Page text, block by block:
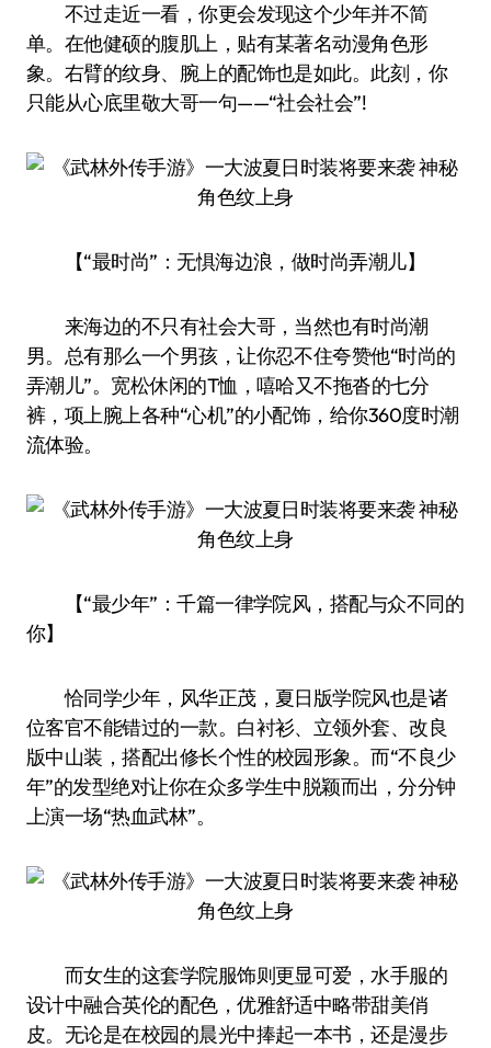
不过走近一看，你更会发现这个少年并不简
单。在他健硕的腹肌上，贴有某著名动漫角色形
象。右臂的纹身、腕上的配饰也是如此。此刻，你
只能从心底里敬大哥一句——“社会社会”!
【“最时尚”：无惧海边浪，做时尚弄潮儿】
来海边的不只有社会大哥，当然也有时尚潮
男。总有那么一个男孩，让你忍不住夸赞他“时尚的
弄潮儿”。宽松休闲的T恤，嘻哈又不拖沓的七分
裤，项上腕上各种“心机”的小配饰，给你360度时潮
流体验。
【“最少年”：千篇一律学院风，搭配与众不同的
你】
恰同学少年，风华正茂，夏日版学院风也是诸
位客官不能错过的一款。白衬衫、立领外套、改良
版中山装，搭配出修长个性的校园形象。而“不良少
年”的发型绝对让你在众多学生中脱颖而出，分分钟
上演一场“热血武林”。
而女生的这套学院服饰则更显可爱，水手服的
设计中融合英伦的配色，优雅舒适中略带甜美俏
皮。无论是在校园的晨光中捧起一本书，还是漫步